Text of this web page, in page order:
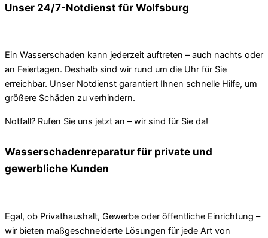
Unser 24/7-Notdienst für Wolfsburg
Ein Wasserschaden kann jederzeit auftreten – auch nachts oder
an Feiertagen. Deshalb sind wir rund um die Uhr für Sie
erreichbar. Unser Notdienst garantiert Ihnen schnelle Hilfe, um
größere Schäden zu verhindern.
Notfall? Rufen Sie uns jetzt an – wir sind für Sie da!
Wasserschadenreparatur für private und
gewerbliche Kunden
Egal, ob Privathaushalt, Gewerbe oder öffentliche Einrichtung –
wir bieten maßgeschneiderte Lösungen für jede Art von